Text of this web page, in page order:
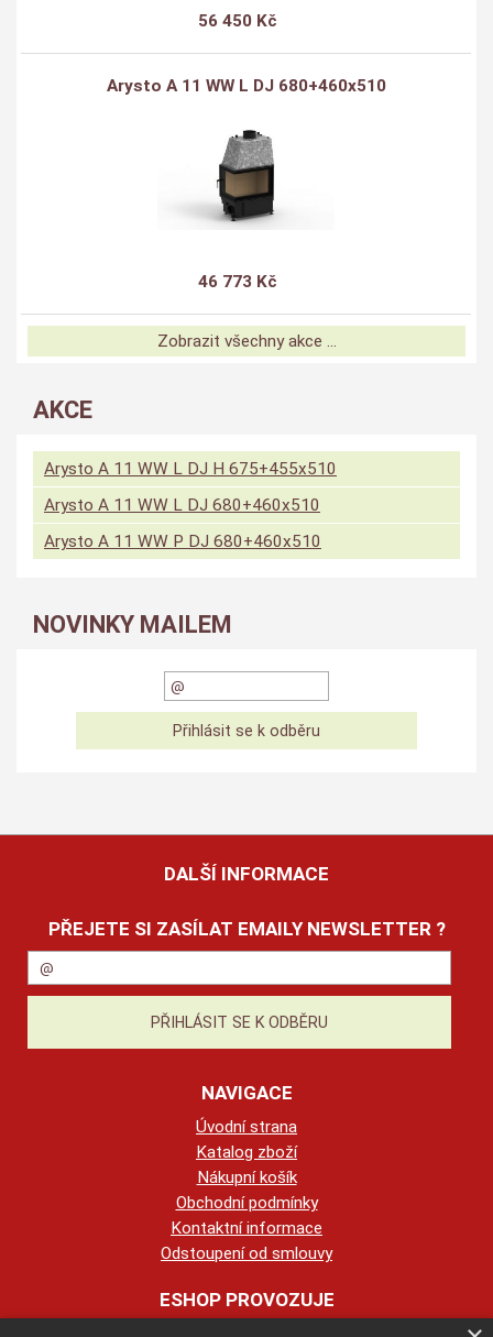
56 450 Kč
Arysto A 11 WW L DJ 680+460x510
46 773 Kč
Zobrazit všechny akce ...
AKCE
Arysto A 11 WW L DJ H 675+455x510
Arysto A 11 WW L DJ 680+460x510
Arysto A 11 WW P DJ 680+460x510
NOVINKY MAILEM
DALŠÍ INFORMACE
PŘEJETE SI ZASÍLAT EMAILY NEWSLETTER ?
NAVIGACE
Úvodní strana
Katalog zboží
Nákupní košík
Obchodní podmínky
Kontaktní informace
Odstoupení od smlouvy
ESHOP PROVOZUJE